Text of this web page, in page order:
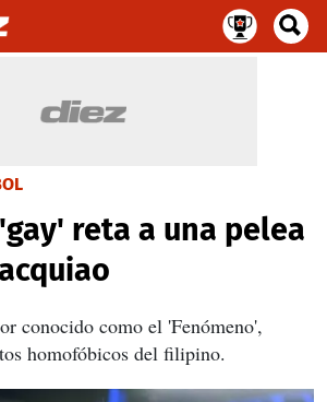
reta a una pelea
conocido como el 'Fenómeno',
homofóbicos del filipino.